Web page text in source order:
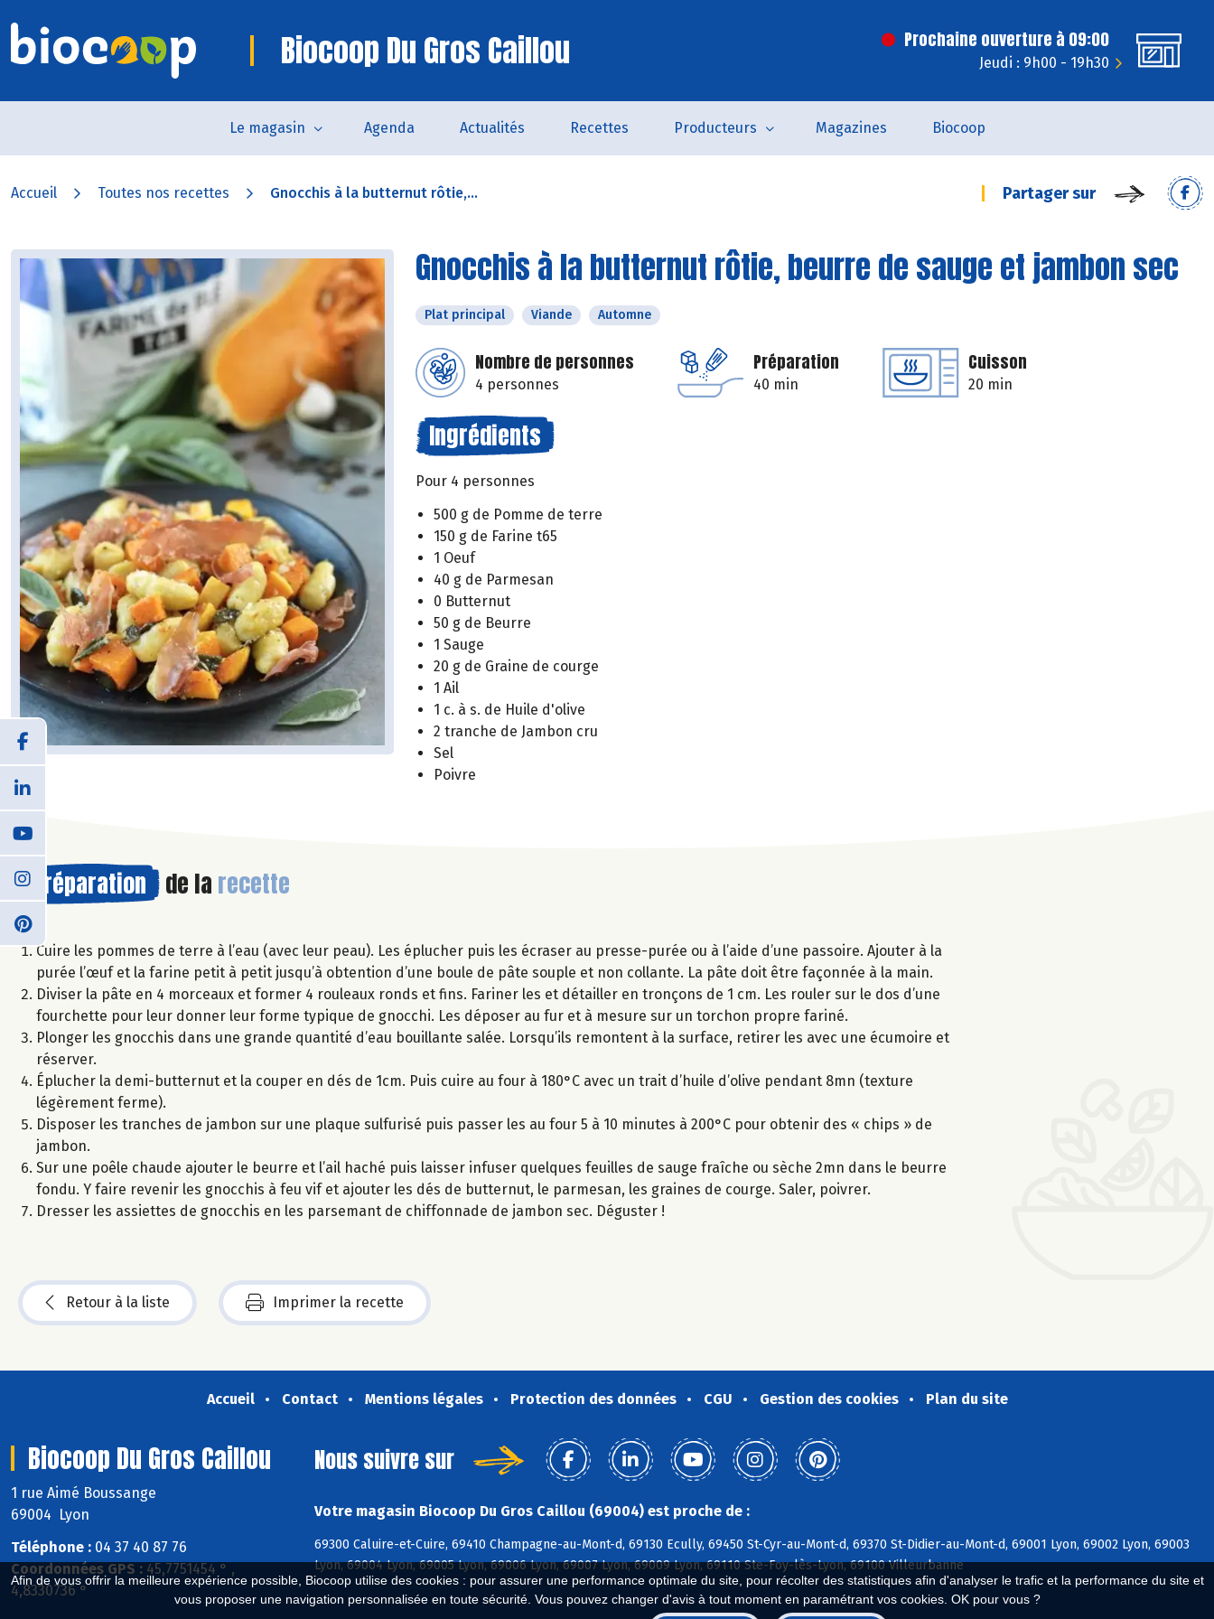
Afin de vous offrir la meilleure expérience possible, Biocoop utilise des cookies : pour assurer une performance optimale du site, pour récolter des statistiques afin d'analyser le trafic et la performance du site et
vous proposer une navigation personnalisée en toute sécurité. Vous pouvez changer d'avis à tout moment en paramétrant vos cookies. OK pour vous ?
Biocoop Du Gros Caillou Prochaine ouverture à 09:00
Jeudi : 9h00 - 19h30
Le magasin Agenda Actualités Recettes Producteurs Magazines Biocoop
Accueil Toutes nos recettes Gnocchis à la butternut rôtie,... Partager sur
Gnocchis à la butternut rôtie, beurre de sauge et jambon sec
Plat principal Viande Automne
Nombre de personnes
4 personnes
Préparation
40 min
Cuisson
20 min
Ingrédients
Pour 4 personnes
500 g de Pomme de terre
150 g de Farine t65
1 Oeuf
40 g de Parmesan
0 Butternut
50 g de Beurre
1 Sauge
20 g de Graine de courge
1 Ail
1 c. à s. de Huile d'olive
2 tranche de Jambon cru
Sel
Poivre
Préparation de la recette
Cuire les pommes de terre à l’eau (avec leur peau). Les éplucher puis les écraser au presse-purée ou à l’aide d’une passoire. Ajouter à la
purée l’œuf et la farine petit à petit jusqu’à obtention d’une boule de pâte souple et non collante. La pâte doit être façonnée à la main.
Diviser la pâte en 4 morceaux et former 4 rouleaux ronds et fins. Fariner les et détailler en tronçons de 1 cm. Les rouler sur le dos d’une
fourchette pour leur donner leur forme typique de gnocchi. Les déposer au fur et à mesure sur un torchon propre fariné.
Plonger les gnocchis dans une grande quantité d’eau bouillante salée. Lorsqu’ils remontent à la surface, retirer les avec une écumoire et
réserver.
Éplucher la demi-butternut et la couper en dés de 1cm. Puis cuire au four à 180°C avec un trait d’huile d’olive pendant 8mn (texture
légèrement ferme).
Disposer les tranches de jambon sur une plaque sulfurisé puis passer les au four 5 à 10 minutes à 200°C pour obtenir des « chips » de
jambon.
Sur une poêle chaude ajouter le beurre et l’ail haché puis laisser infuser quelques feuilles de sauge fraîche ou sèche 2mn dans le beurre
fondu. Y faire revenir les gnocchis à feu vif et ajouter les dés de butternut, le parmesan, les graines de courge. Saler, poivrer.
Dresser les assiettes de gnocchis en les parsemant de chiffonnade de jambon sec. Déguster !
Retour à la liste Imprimer la recette
Accueil Contact Mentions légales Protection des données CGU Gestion des cookies Plan du site
Biocoop Du Gros Caillou
1 rue Aimé Boussange
69004 Lyon
Téléphone : 04 37 40 87 76
Coordonnées GPS : 45,7751454 ° ,
4,8330736 °
Nous suivre sur
Votre magasin Biocoop Du Gros Caillou (69004) est proche de :
69300 Caluire-et-Cuire, 69410 Champagne-au-Mont-d, 69130 Ecully, 69450 St-Cyr-au-Mont-d, 69370 St-Didier-au-Mont-d, 69001 Lyon, 69002 Lyon, 69003
Lyon, 69004 Lyon, 69005 Lyon, 69006 Lyon, 69007 Lyon, 69009 Lyon, 69110 Ste-Foy-lès-Lyon, 69100 Villeurbanne